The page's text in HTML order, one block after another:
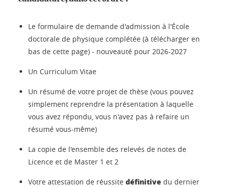
Le formulaire de demande d'admission à l'École
doctorale de physique complétée (à télécharger en
bas de cette page) - nouveauté pour 2026-2027
Un Curriculum Vitae
Un résumé de votre projet de thèse (vous pouvez
simplement reprendre la présentation à laquelle
vous avez répondu, vous n'avez pas à refaire un
résumé vous-même)
La copie de l'ensemble des relevés de notes de
Licence et de Master 1 et 2
Votre attestation de réussite définitive du dernier